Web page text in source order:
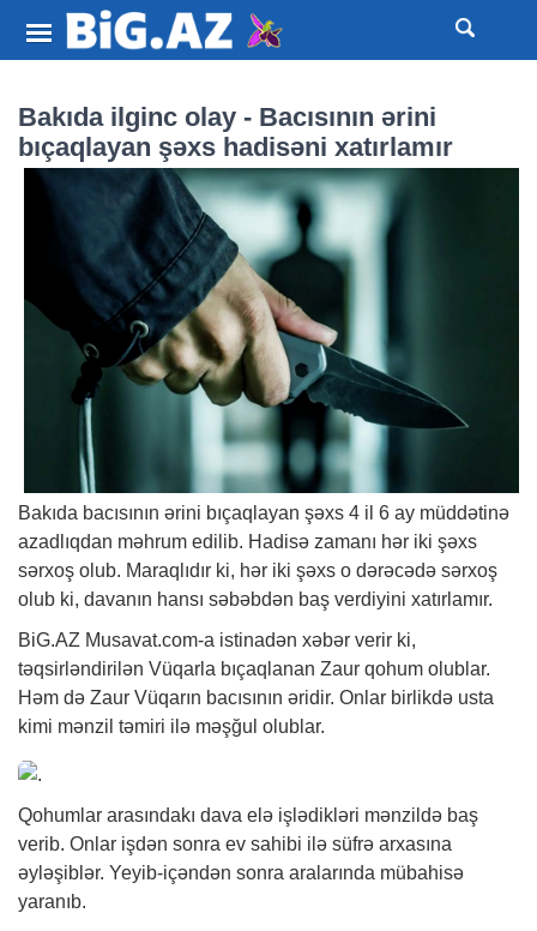
Bakıda ilginc olay - Bacısının ərini
bıçaqlayan şəxs hadisəni xatırlamır
Bakıda bacısının ərini bıçaqlayan şəxs 4 il 6 ay müddətinə
azadlıqdan məhrum edilib. Hadisə zamanı hər iki şəxs
sərxoş olub. Maraqlıdır ki, hər iki şəxs o dərəcədə sərxoş
olub ki, davanın hansı səbəbdən baş verdiyini xatırlamır.
BiG.AZ Musavat.com-a istinadən xəbər verir ki,
təqsirləndirilən Vüqarla bıçaqlanan Zaur qohum olublar.
Həm də Zaur Vüqarın bacısının əridir. Onlar birlikdə usta
kimi mənzil təmiri ilə məşğul olublar.
Qohumlar arasındakı dava elə işlədikləri mənzildə baş
verib. Onlar işdən sonra ev sahibi ilə süfrə arxasına
əyləşiblər. Yeyib-içəndən sonra aralarında mübahisə
yaranıb.